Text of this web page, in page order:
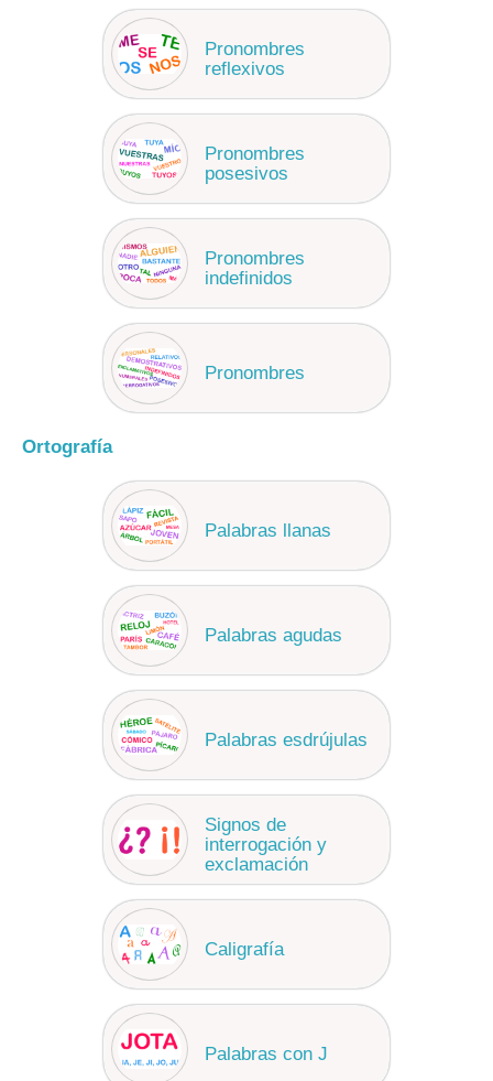
Pronombres
reflexivos
Pronombres
posesivos
Pronombres
indefinidos
Pronombres
Ortografía
Palabras llanas
Palabras agudas
Palabras esdrújulas
Signos de
interrogación y
exclamación
Caligrafía
Palabras con J